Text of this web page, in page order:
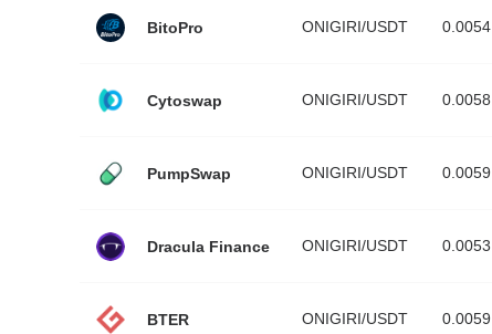
BitoPro ONIGIRI/USDT 0.0054
Cytoswap ONIGIRI/USDT 0.0058
PumpSwap ONIGIRI/USDT 0.0059
Dracula Finance ONIGIRI/USDT 0.0053
BTER ONIGIRI/USDT 0.0059